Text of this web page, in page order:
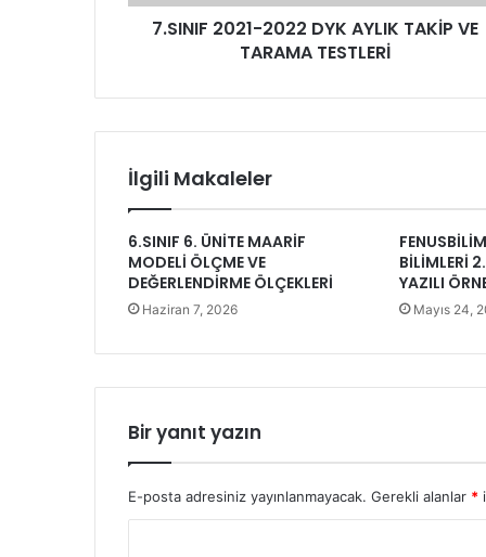
7.SINIF 2021-2022 DYK AYLIK TAKİP VE
TARAMA TESTLERİ
İlgili Makaleler
6.SINIF 6. ÜNİTE MAARİF
MODELİ ÖLÇME VE
DEĞERLENDİRME ÖLÇEKLERİ
Haziran 7, 2026
BİLİMLERİ
YAZILI
Mayıs 24,
Bir yanıt yazın
E-posta adresiniz yayınlanmayacak. Gerekli alanlar *